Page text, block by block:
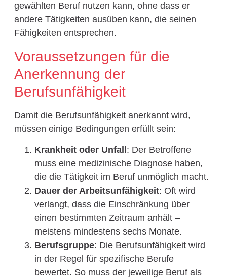
gewählten Beruf nutzen kann, ohne dass er
andere Tätigkeiten ausüben kann, die seinen
Fähigkeiten entsprechen.
Voraussetzungen für die
Anerkennung der
Berufsunfähigkeit
Damit die Berufsunfähigkeit anerkannt wird,
müssen einige Bedingungen erfüllt sein:
Krankheit oder Unfall : Der Betroffene
muss eine medizinische Diagnose haben,
die die Tätigkeit im Beruf unmöglich macht.
Dauer der Arbeitsunfähigkeit: Oft wird
verlangt, dass die Einschränkung über
einen bestimmten Zeitraum anhält –
meistens mindestens sechs Monate.
Berufsgruppe: Die Berufsunfähigkeit wird
in der Regel für spezifische Berufe
bewertet. So muss der jeweilige Beruf als